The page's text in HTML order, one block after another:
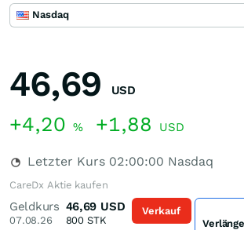
Nasdaq
46,69 USD
+4,20 % +1,88 USD
Letzter Kurs 02:00:00 Nasdaq
CareDx Aktie kaufen
Geldkurs
07.08.26
46,69 USD
800 STK
Verkauf